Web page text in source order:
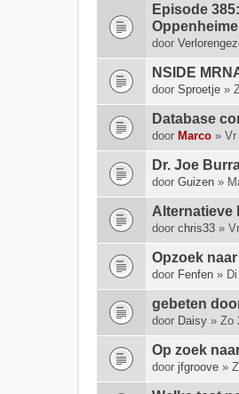
i
t
o
n
d
e
r
w
e
r
p
h
e
e
f
e
e
p
e
i
l
Episode
door
NSIDE
door Sproetje »
Database
door Marco » Vr
Dr. Joe
door Guizen »
Alternatieve
door chris33 »
Opzoek
door Fenfen »
gebeten
door Daisy » Zo
Op zoek
door jfgroove »